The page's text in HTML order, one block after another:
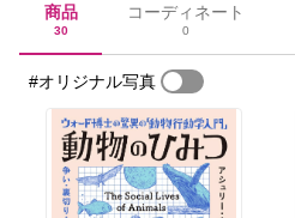
商品
30
コーディネート
0
#オリジナル写真